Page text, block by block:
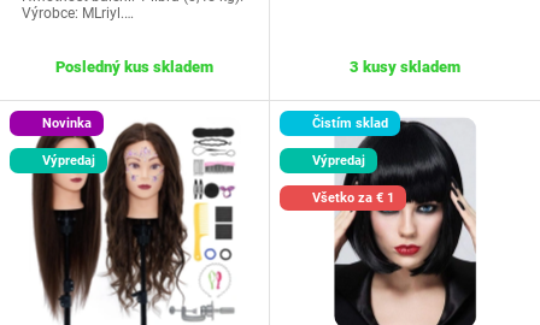
Výrobce: MLriyl.…
Posledný kus skladem 3 kusy skladem
Novinka
Výpredaj
Čistím sklad
Výpredaj
Všetko za € 1